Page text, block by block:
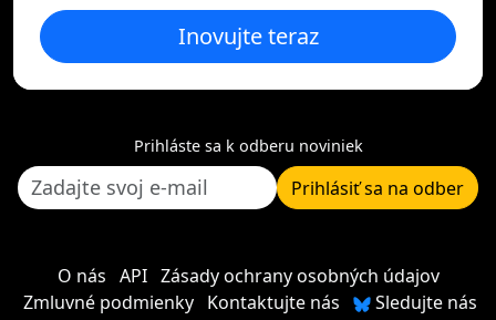
Inovujte teraz
Prihláste sa k odberu noviniek
Prihlásiť sa na odber
O nás API Zásady ochrany osobných údajov
Zmluvné podmienky Kontaktujte nás
Sledujte nás